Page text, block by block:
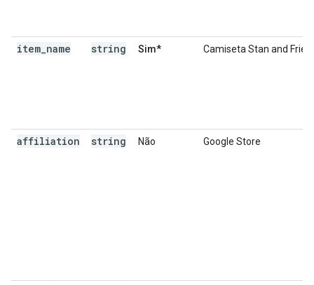
item name string Sim* Camiseta Stan and
affiliation string Não Google Store